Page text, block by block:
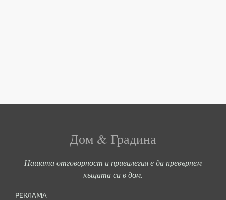
Дом & Градина
Нашата отговорност и привилегия е да превърнем
къщата си в дом.
РЕКЛАМА